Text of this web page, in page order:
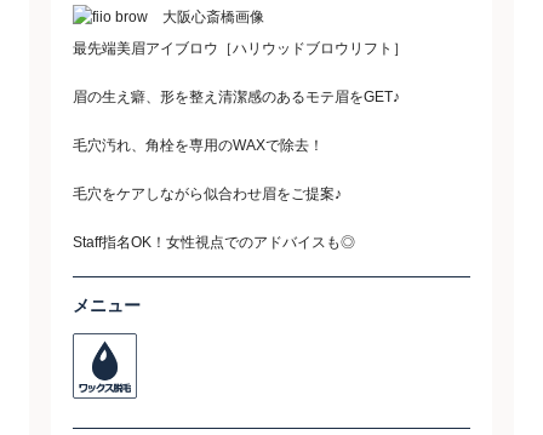
最先端美眉アイブロウ［ハリウッドブロウリフト］
眉の生え癖、形を整え清潔感のあるモテ眉をGET♪
毛穴汚れ、角栓を専用のWAXで除去！
毛穴をケアしながら似合わせ眉をご提案♪
Staff指名OK！女性視点でのアドバイスも◎
メニュー